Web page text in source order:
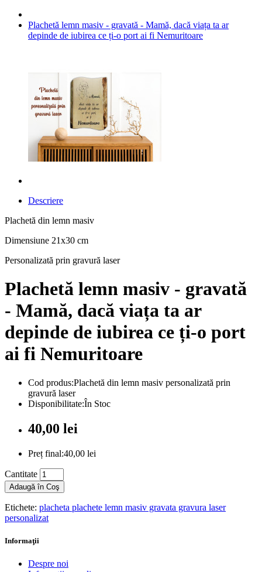
Plachetă lemn masiv - gravată - Mamă, dacă viața ta ar
depinde de iubirea ce ți-o port ai fi Nemuritoare
Descriere
Plachetă din lemn masiv
Dimensiune 21x30 cm
Personalizată prin gravură laser
Plachetă lemn masiv - gravată
- Mamă, dacă viața ta ar
depinde de iubirea ce ți-o port
ai fi Nemuritoare
Cod produs:Plachetă din lemn masiv personalizată prin
gravură laser
Disponibilitate:În Stoc
40,00 lei
Preț final:40,00 lei
Cantitate
Adaugă în Coş
Etichete: placheta plachete lemn masiv gravata gravura laser
personalizat
Informaţii
Despre noi